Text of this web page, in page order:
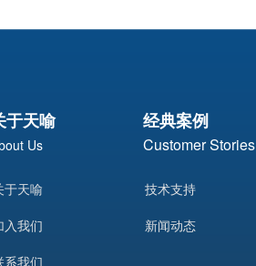
于天喻
Us
经典案例
Customer Stories
于天喻
入我们
系我们
技术支持
新闻动态